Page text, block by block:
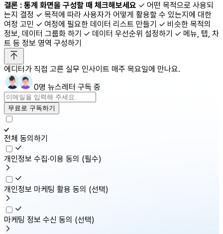
결론 : 통계 화면을 구성할 때 체크해보세요 ✓ 어떤 목적으로 사용되
는지 결정 ✓ 목적에 따라 사용자가 어떻게 활용할 수 있는지에 대한
여정 고민 ✓ 여정에 필요한 데이터 리스트 만들기 ✓ 비슷한 목적의
정보, 데이터 그룹화 하기 ✓ 데이터 우선순위 설정하기 ✓ 메뉴, 탭, 차
트 등 정보 영역 구성하기
에디터가 직접 고른 실무 인사이트 매주 목요일에 만나요.
0명 뉴스레터 구독 중
무료로 구독하기
전체 동의하기
개인정보 수집·이용 동의 (필수)
개인정보 마케팅 활용 동의 (선택)
마케팅 정보 수신 동의 (선택)